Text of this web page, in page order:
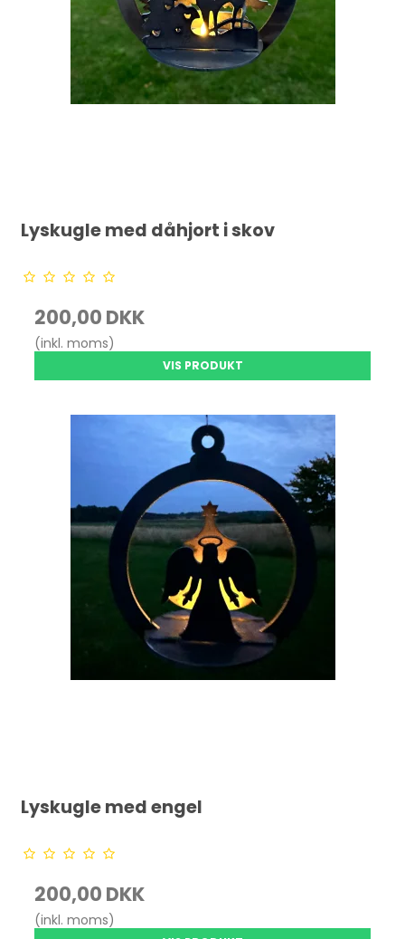
Lyskugle med dåhjort i skov
200,00 DKK
(inkl. moms)
VIS PRODUKT
Lyskugle med engel
200,00 DKK
(inkl. moms)